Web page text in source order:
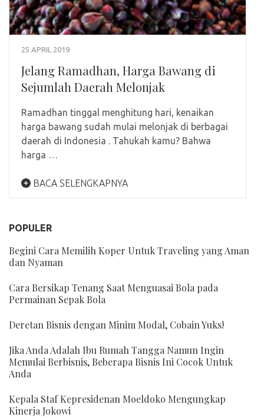
25 APRIL 2019
Jelang Ramadhan, Harga Bawang di
Sejumlah Daerah Melonjak
Ramadhan tinggal menghitung hari, kenaikan
harga bawang sudah mulai melonjak di berbagai
daerah di Indonesia . Tahukah kamu? Bahwa
harga …
BACA SELENGKAPNYA
POPULER
Begini Cara Memilih Koper Untuk Traveling yang Aman
dan Nyaman
Cara Bersikap Tenang Saat Menguasai Bola pada
Permainan Sepak Bola
Deretan Bisnis dengan Minim Modal, Cobain Yuks!
Jika Anda Adalah Ibu Rumah Tangga Namun Ingin
Memulai Berbisnis, Beberapa Bisnis Ini Cocok Untuk
Anda
Kepala Staf Kepresidenan Moeldoko Mengungkap
Kinerja Jokowi